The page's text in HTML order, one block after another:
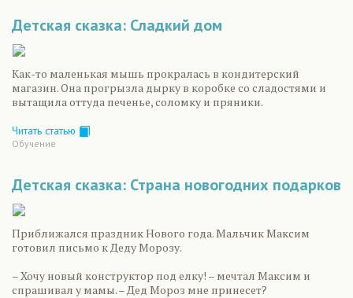
Детская сказка: Сладкий дом
Как-то маленькая мышь прокралась в кондитерский
магазин. Она прогрызла дырку в коробке со сладостями и
вытащила оттуда печенье, соломку и пряники.
Читать статью
Обучение
Детская сказка: Страна новогодних подарков
Приближался праздник Нового года. Мальчик Максим
готовил письмо к Деду Морозу.
– Хочу новый конструктор под елку! – мечтал Максим и
спрашивал у мамы. – Дед Мороз мне принесет?